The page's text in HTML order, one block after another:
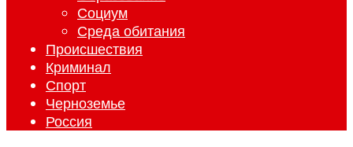
Социум
Среда обитания
Происшествия
Криминал
Спорт
Черноземье
Россия